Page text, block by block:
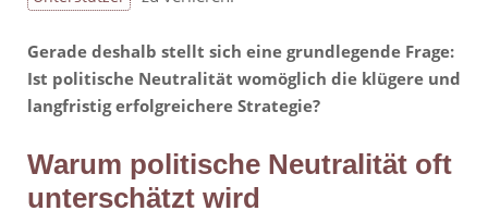
Gerade deshalb stellt sich eine grundlegende Frage:
Ist politische Neutralität womöglich die klügere und
langfristig erfolgreichere Strategie?
Warum politische Neutralität oft
unterschätzt wird